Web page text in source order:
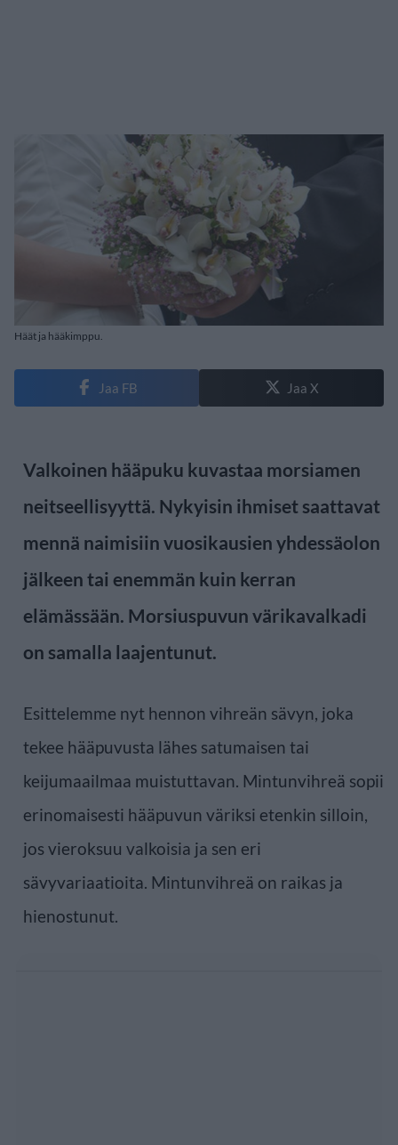
Häät ja hääkimppu.
Jaa FB Jaa X
Valkoinen hääpuku kuvastaa morsiamen
neitseellisyyttä. Nykyisin ihmiset saattavat
mennä naimisiin vuosikausien yhdessäolon
jälkeen tai enemmän kuin kerran
elämässään. Morsiuspuvun värikavalkadi
on samalla laajentunut.
Esittelemme nyt hennon vihreän sävyn, joka
tekee hääpuvusta lähes satumaisen tai
keijumaailmaa muistuttavan. Mintunvihreä sopii
erinomaisesti hääpuvun väriksi etenkin silloin,
jos vieroksuu valkoisia ja sen eri
sävyvariaatioita. Mintunvihreä on raikas ja
hienostunut.